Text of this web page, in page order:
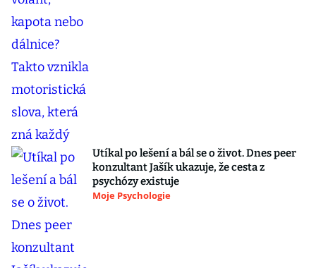
Utíkal po lešení a bál se o život. Dnes peer
konzultant Jašík ukazuje, že cesta z
psychózy existuje
Moje Psychologie